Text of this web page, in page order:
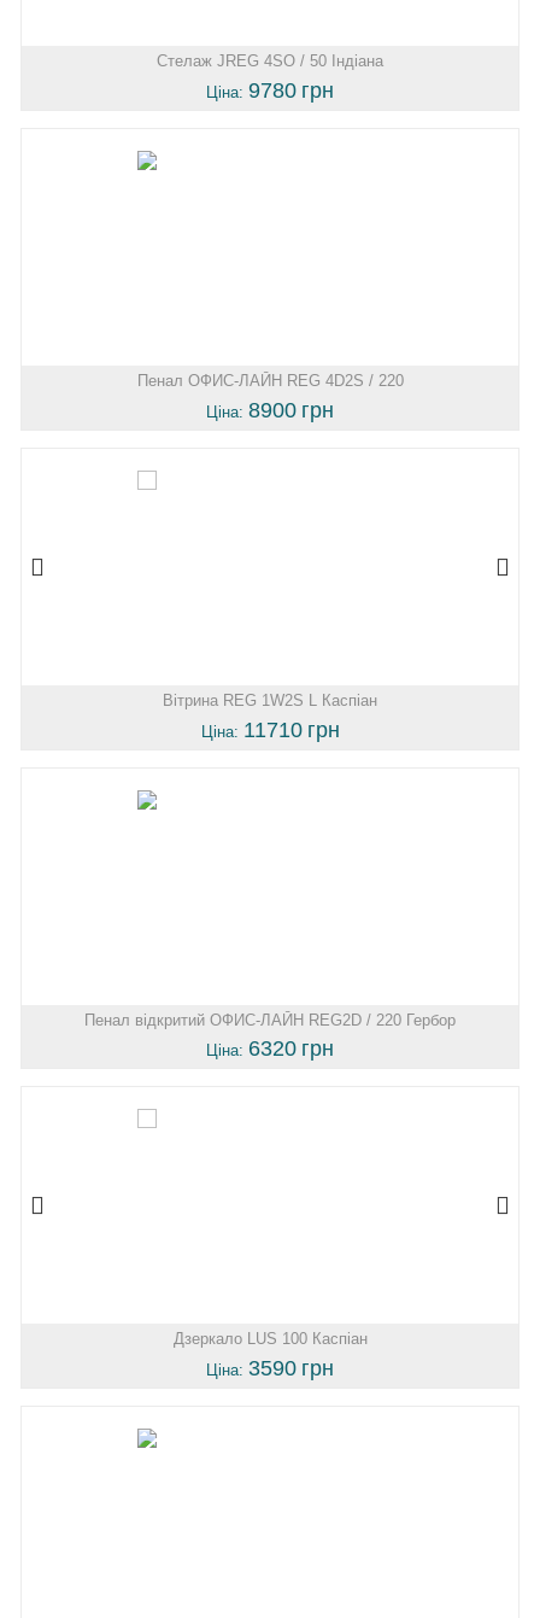
Стелаж JREG 4SO / 50 Індіана
Ціна: 9780 грн
Пенал ОФИС-ЛАЙН REG 4D2S / 220
Ціна: 8900 грн
Вітрина REG 1W2S L Каспіан
Ціна: 11710 грн
Пенал відкритий ОФИС-ЛАЙН REG2D / 220 Гербор
Ціна: 6320 грн
Дзеркало LUS 100 Каспіан
Ціна: 3590 грн